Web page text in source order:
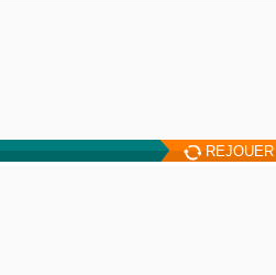
REJOUER